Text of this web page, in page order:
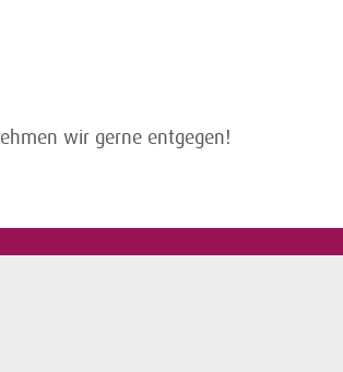
wir gerne entgegen!